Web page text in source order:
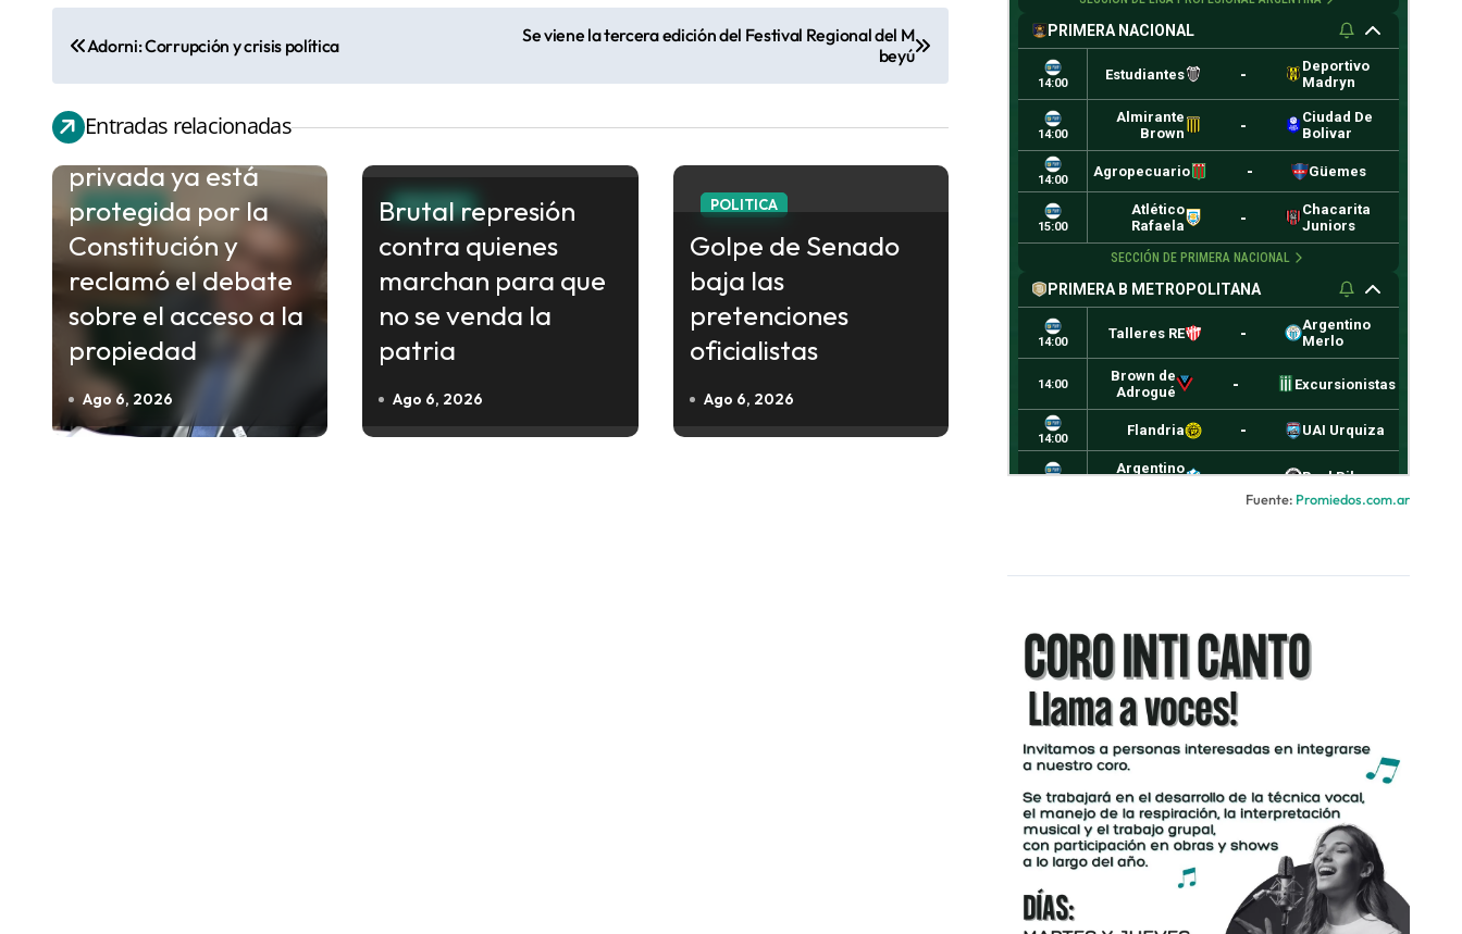
a
v
e
g
ó
e
e
Adorni: Corrupción y crisis política
Se viene la tercera edición del Festival Regional del M
beyú
Entradas relacionadas
POLITICA
Capitanich sostuvo
que la propiedad
privada ya está
protegida por la
Constitución y
reclamó el debate
sobre el acceso a la
propiedad
Ago 6, 2026
POLITICA
Brutal represión
contra quienes
marchan para que
no se venda la
patria
Ago 6, 2026
POLITICA
Golpe de Senado
baja las
pretenciones
oficialistas
Ago 6, 2026
Fuente: Promiedos.com.ar